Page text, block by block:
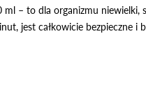
– to dla organizmu
jest całkowicie bezpieczne i